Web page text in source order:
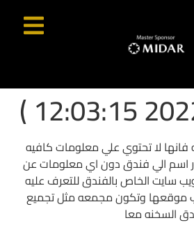
فانها لا تحتوي علي معلومات كافيه
اسم الي فندق دون اي معلومات عن
سايت الخاص بالفندق للتعرف عليه
موقعها وتكون مجمعه مثل تجميع
السخنه معا